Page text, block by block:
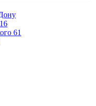
61